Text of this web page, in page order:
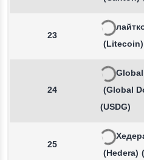
23
(Litecoin)
24
(Global
(USDG)
25
(Hedera)